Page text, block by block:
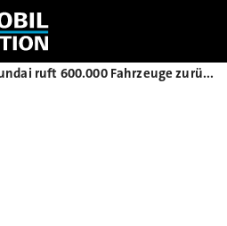
Hyundai ruft 600.000 Fahrzeuge zurück